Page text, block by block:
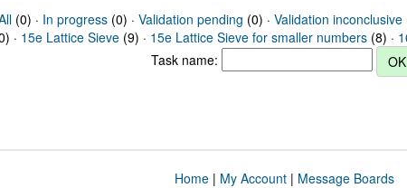
(0) · In progress(0) · Validation pending (0) · Validation inconclusive
· 15e Lattice Sieve (9) · 15e Lattice Sieve for smaller numbers (8) ·
Task name:
Home| My Account| Message Boards